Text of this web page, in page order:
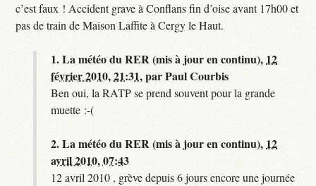
c’est faux ! Accident grave à Conflans fin d’oise avant 17h00 et
pas de train de Maison Laffite à Cergy le Haut.
1.La météo du RER (mis à jour en continu), 12
février 2010, 21:31,parPaul Courbis
Ben oui, la RATP se prend souvent pour la grande
muette :-(
2.La météo du RER (mis à jour en continu), 12
avril 2010, 07:43
12 avril 2010 , grève depuis 6 jours encore une journée